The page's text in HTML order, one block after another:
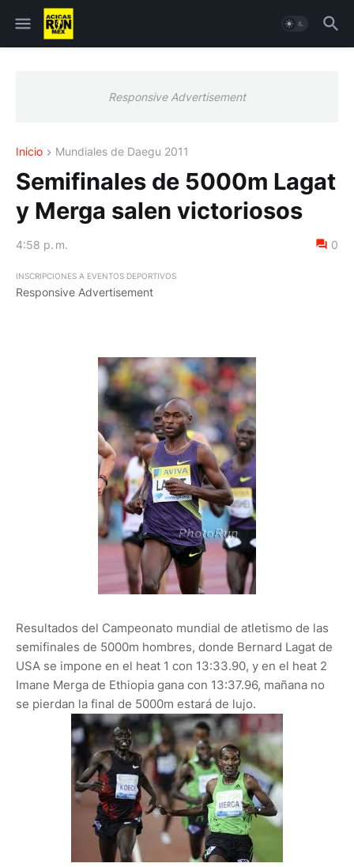
Responsive Advertisement
Inicio Mundiales de Daegu 2011
Semifinales de 5000m Lagat
y Merga salen victoriosos
4:58 p. m. 0
INSCRIPCIONES A EVENTOS DEPORTIVOS
Responsive Advertisement
Resultados del Campeonato mundial de atletismo de las
semifinales de 5000m hombres, donde Bernard Lagat de
USA se impone en el heat 1 con 13:33.90, y en el heat 2
Imane Merga de Ethiopia gana con 13:37.96, mañana no
se pierdan la final de 5000m estará de lujo.